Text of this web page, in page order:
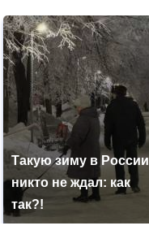
Такую зиму в России
никто не ждал: как
так?!